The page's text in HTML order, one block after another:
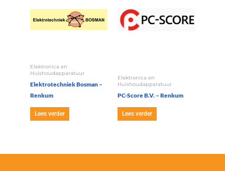
Elektronica en
Huishoudapparatuur
Elektrotechniek Bosman –
Renkum
Lees verder
Elektronica en
Huishoudapparatuur
PC-Score B.V. – Renkum
Lees verder